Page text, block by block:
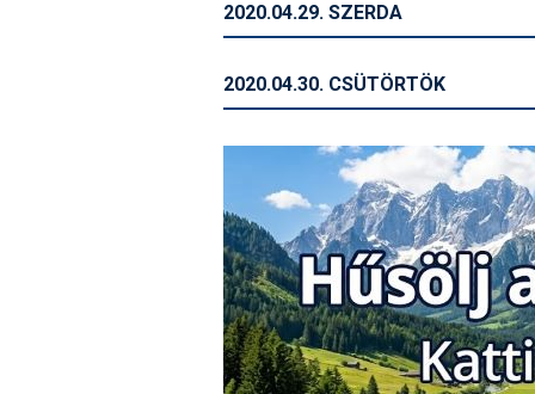
2020.04.29. SZERDA
2020.04.30. CSÜTÖRTÖK